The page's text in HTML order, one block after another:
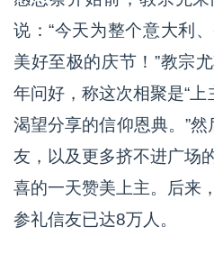
说：“今天为整个意大利
美好至极的庆节！”教宗
年问好，称这次相聚是“上
渴望分享的信仰恩典。”
友，以及更多挤不进广场
喜的一天赞美上主。后来
参礼信友已达8万人。